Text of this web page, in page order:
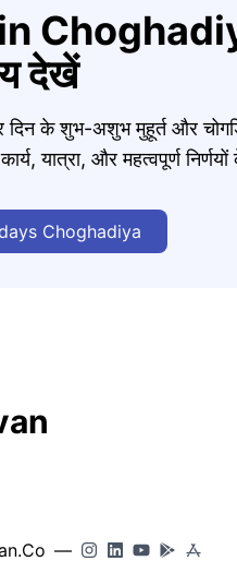
देखें
दिन के शुभ-अशुभ मुहूर्त और
कार्य, यात्रा, और महत्वपूर्ण
Choghadiya
—